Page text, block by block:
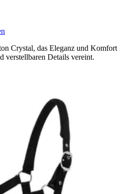
Crystal, das Eleganz und Komfort
verstellbaren Details vereint.